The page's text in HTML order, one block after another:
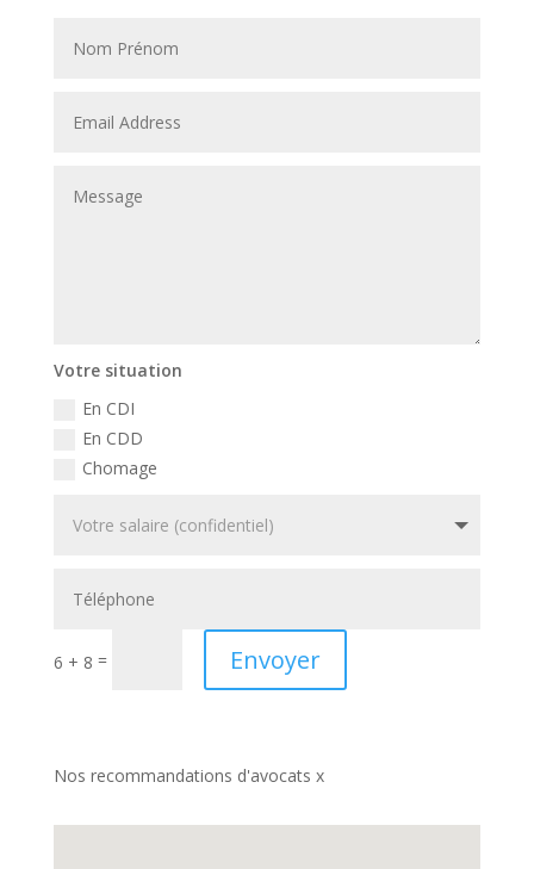
Votre situation
En CDI
En CDD
Chomage
6 + 8 = Envoyer
Nos recommandations d'avocats x